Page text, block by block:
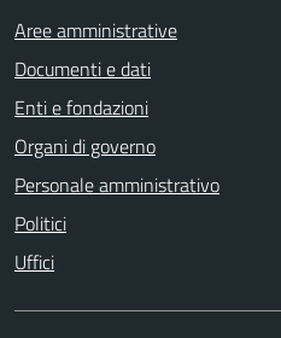
Aree amministrative
Documenti e dati
Enti e fondazioni
Organi di governo
Personale amministrativo
Politici
Uffici